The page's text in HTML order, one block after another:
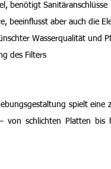
benötigt Sanitäranschlüsse
beeinflusst aber auch die
Wasserqualität und
des Filters
spielt
von schlichten Platten